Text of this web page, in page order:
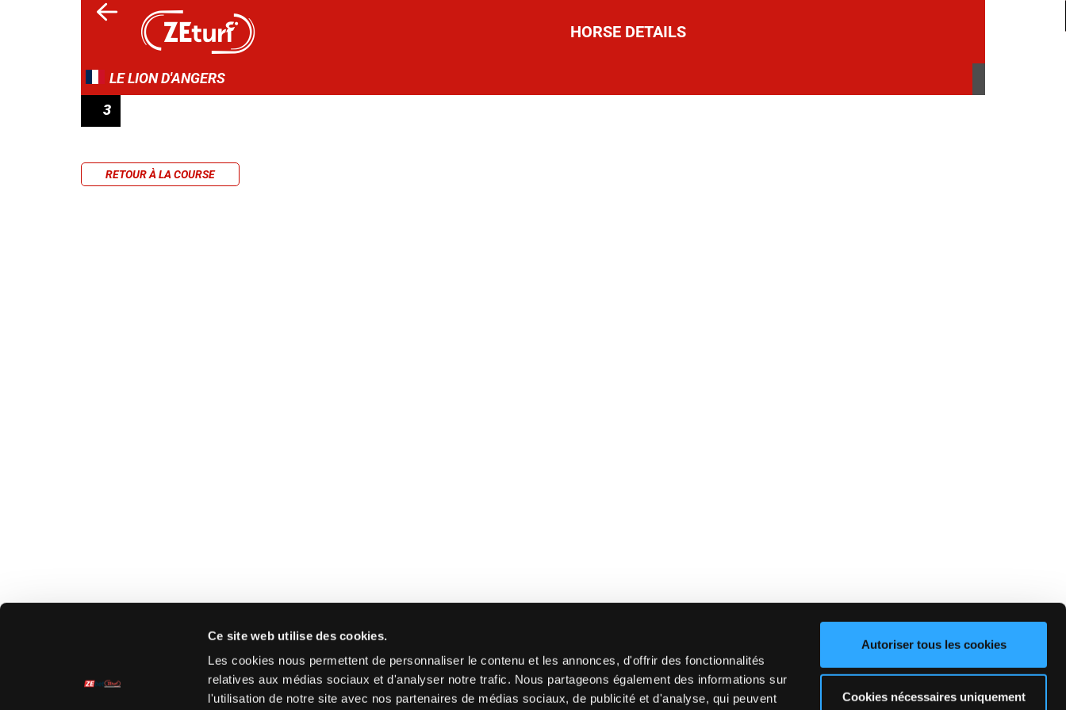
Ce site web utilise des cookies.
Les cookies nous permettent de personnaliser le contenu et les annonces, d'offrir des fonctionnalités
relatives aux médias sociaux et d'analyser notre trafic. Nous partageons également des informations sur
l'utilisation de notre site avec nos partenaires de médias sociaux, de publicité et d'analyse, qui peuvent
Autoriser tous les cookies
Cookies nécessaires uniquement
HORSE DETAILS
LE LION D'ANGERS
3
RETOUR À LA COURSE